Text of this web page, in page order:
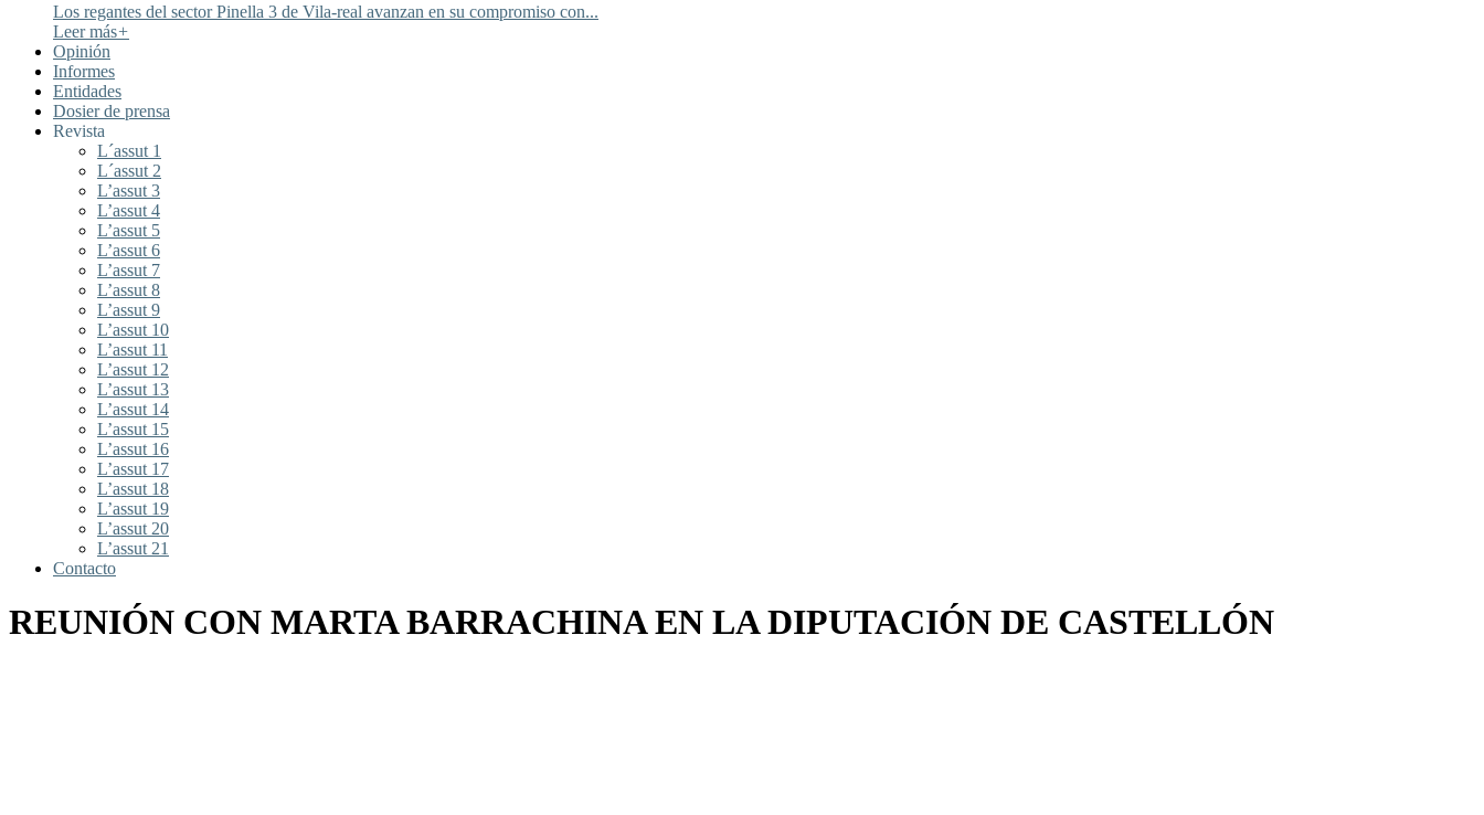
Los regantes del sector Pinella 3 de Vila-real avanzan en su compromiso con...
Leer más+
Opinión
Informes
Entidades
Dosier de prensa
Revista
L´assut 1
L´assut 2
L’assut 3
L’assut 4
L’assut 5
L’assut 6
L’assut 7
L’assut 8
L’assut 9
L’assut 10
L’assut 11
L’assut 12
L’assut 13
L’assut 14
L’assut 15
L’assut 16
L’assut 17
L’assut 18
L’assut 19
L’assut 20
L’assut 21
Contacto
REUNIÓN CON MARTA BARRACHINA EN LA DIPUTACIÓN DE CASTELLÓN